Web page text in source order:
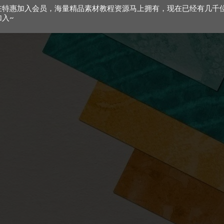
特惠加入会员，海量精品素材教程资源马上拥有，现在已经有几千
入~